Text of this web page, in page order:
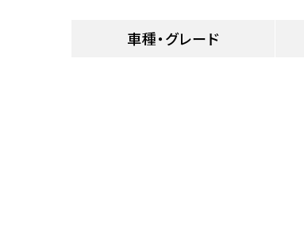
車種・グレード